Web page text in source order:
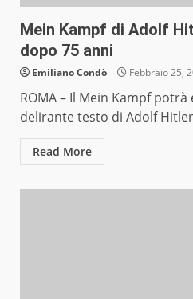
Mein Kampf di Adolf
dopo 75 anni
Emiliano Condò Febbraio 25,
ROMA – Il Mein Kampf
delirante testo di Adolf
Read More